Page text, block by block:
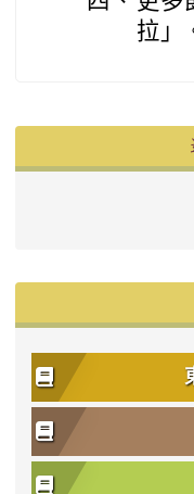
拉」